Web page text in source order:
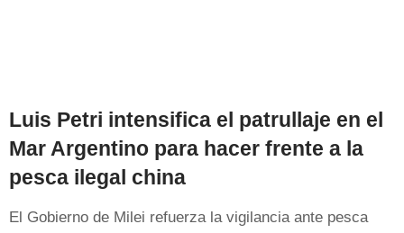
Luis Petri intensifica el patrullaje en el
Mar Argentino para hacer frente a la
pesca ilegal china
El Gobierno de Milei refuerza la vigilancia ante pesca